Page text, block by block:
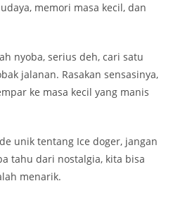
memori masa kecil, dan
nyoba, serius deh, cari satu
jalanan. Rasakan sensasinya,
ke masa kecil yang manis
unik tentang Ice doger, jangan
tahu dari nostalgia, kita bisa
menarik.